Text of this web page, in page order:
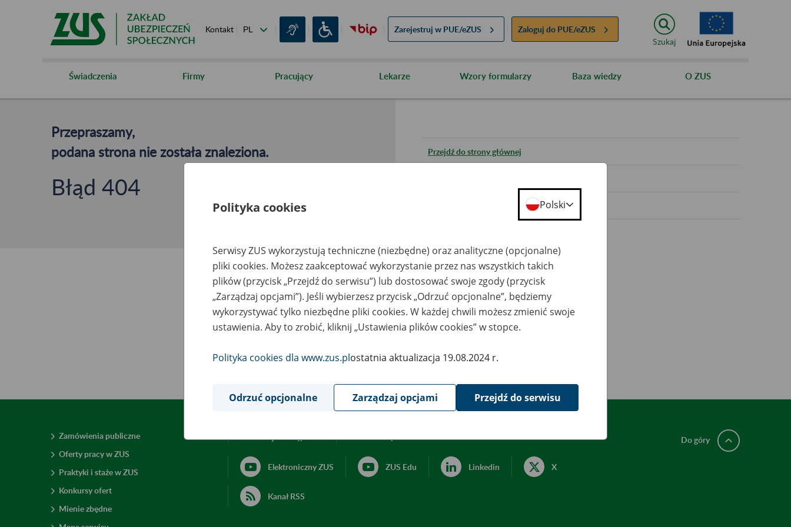
Kontakt Zarejestruj w PUE/eZUS Zaloguj do PUE/eZUS
Szukaj
Świadczenia Firmy Pracujący Lekarze Wzory formularzy Baza wiedzy O ZUS
Przepraszamy,
podana strona nie została znaleziona.
Błąd 404
Przejdź do strony głównej
Zamówienia publiczne
Oferty pracy w ZUS
Praktyki i staże w ZUS
Konkursy ofert
Mienie zbędne
Elektroniczny ZUS ZUS Edu Linkedin X
Kanał RSS
Do góry
Polityka cookies Polski
Serwisy ZUS wykorzystują techniczne (niezbędne) oraz analityczne (opcjonalne)
pliki cookies. Możesz zaakceptować wykorzystanie przez nas wszystkich takich
plików (przycisk „Przejdź do serwisu”) lub dostosować swoje zgody (przycisk
„Zarządzaj opcjami”). Jeśli wybierzesz przycisk „Odrzuć opcjonalne”, będziemy
wykorzystywać tylko niezbędne pliki cookies. W każdej chwili możesz zmienić swoje
ustawienia. Aby to zrobić, kliknij „Ustawienia plików cookies” w stopce.
Polityka cookies dla www.zus.plostatnia aktualizacja 19.08.2024 r.
Odrzuć opcjonalne Zarządzaj opcjami Przejdź do serwisu